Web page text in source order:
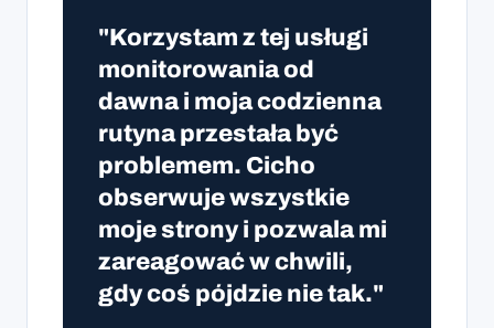
"Korzystam z tej usługi
monitorowania od
dawna i moja codzienna
rutyna przestała być
problemem. Cicho
obserwuje wszystkie
moje strony i pozwala mi
zareagować w chwili,
gdy coś pójdzie nie tak."